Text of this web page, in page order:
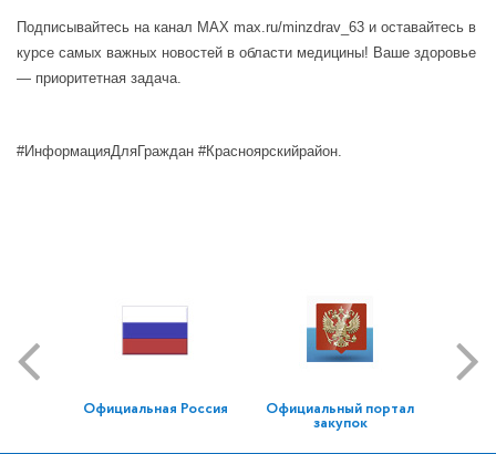
Подписывайтесь на канал MAX max.ru/minzdrav_63 и оставайтесь в
курсе самых важных новостей в области медицины! Ваше здоровье
— приоритетная задача.
#ИнформацияДляГраждан #Красноярскийрайон.
Официальная Россия Официальный портал
закупок